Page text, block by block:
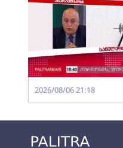
2026/08/06 21:18